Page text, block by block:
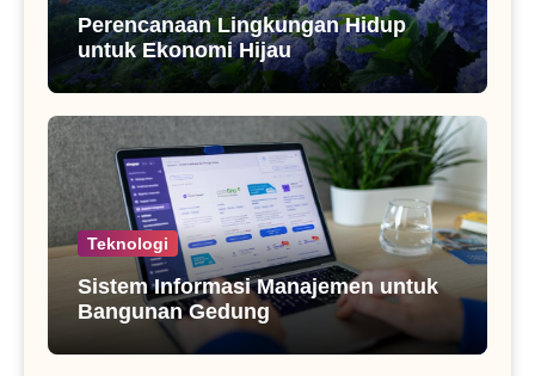
Perencanaan Lingkungan Hidup
untuk Ekonomi Hijau
Teknologi
Sistem Informasi Manajemen untuk
Bangunan Gedung